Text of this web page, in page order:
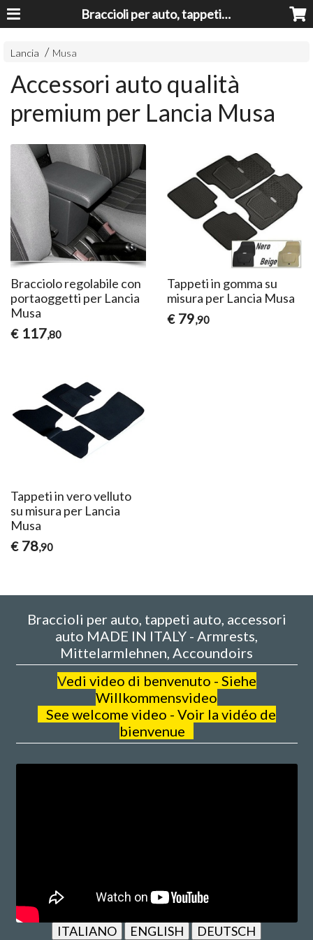
Braccioli per auto, tappeti auto, accessori auto MADE IN ITALY - Armrests, Mittelarmlehnen, Accoundoirs
Lancia Musa
Accessori auto qualità
premium per Lancia Musa
Bracciolo regolabile con
portaoggetti per Lancia
Musa
€ 117,80
Tappeti in gomma su
misura per Lancia Musa
€ 79,90
Tappeti in vero velluto
su misura per Lancia
Musa
€ 78,90
Braccioli per auto, tappeti auto, accessori
auto MADE IN ITALY - Armrests,
Mittelarmlehnen, Accoundoirs
Vedi video di benvenuto - Siehe
Willkommensvideo
See welcome video - Voir la vidéo de
bienvenue
ITALIANO ENGLISH
DEUTSCH